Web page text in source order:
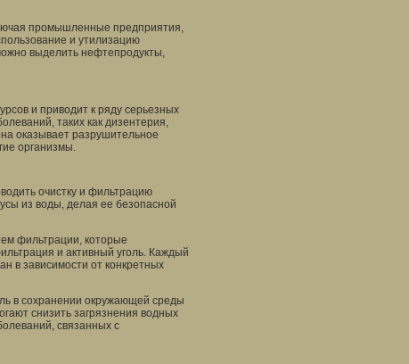
промышленные предприятия,
и утилизацию
выделить нефтепродукты,
и приводит к ряду серьезных
таких как дизентерия,
оказывает разрушительное
организмы.
очистку и фильтрацию
из воды, делая ее безопасной
фильтрации, которые
и активный уголь. Каждый
в зависимости от конкретных
в сохранении окружающей среды
снизить загрязнения водных
связанных с